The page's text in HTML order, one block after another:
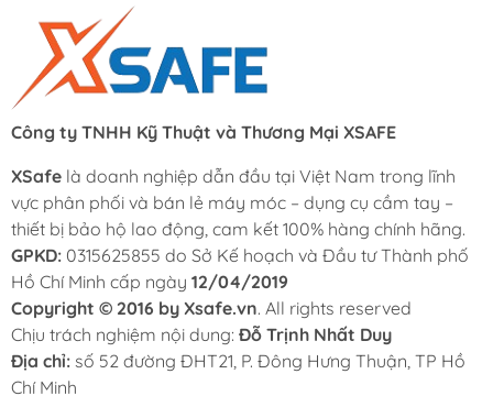
Công ty TNHH Kỹ Thuật và Thương Mại XSAFE
XSafe là doanh nghiệp dẫn đầu tại Việt Nam trong lĩnh
vực phân phối và bán lẻ máy móc – dụng cụ cầm tay –
thiết bị bảo hộ lao động, cam kết 100% hàng chính hãng.
GPKD: 0315625855 do Sở Kế hoạch và Đầu tư Thành phố
Hồ Chí Minh cấp ngày 12/04/2019
Copyright © 2016 by Xsafe.vn. All rights reserved
Chịu trách nghiệm nội dung: Đỗ Trịnh Nhất Duy
Địa chỉ: số 52 đường ĐHT21, P. Đông Hưng Thuận, TP Hồ
Chí Minh